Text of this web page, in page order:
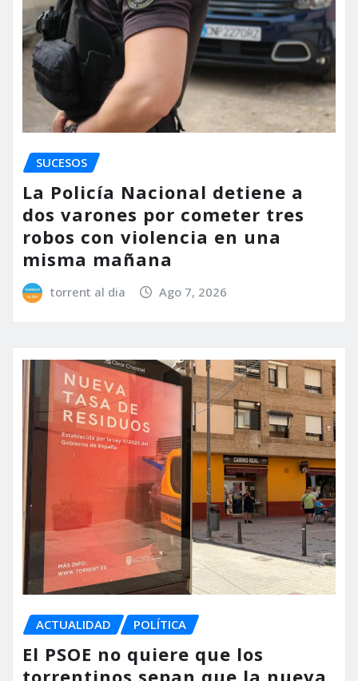
SUCESOS
La Policía Nacional detiene a
dos varones por cometer tres
robos con violencia en una
misma mañana
torrent al dia Ago 7, 2026
ACTUALIDAD POLÍTICA
El PSOE no quiere que los
torrentinos sepan que la nueva